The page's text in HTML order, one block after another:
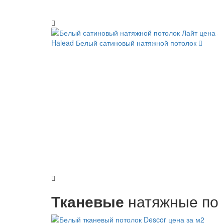
Halead Белый сатиновый натяжной потолок
Тканевые натяжные